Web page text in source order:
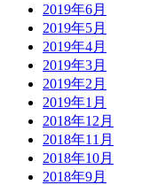
2019年6月
2019年5月
2019年4月
2019年3月
2019年2月
2019年1月
2018年12月
2018年11月
2018年10月
2018年9月